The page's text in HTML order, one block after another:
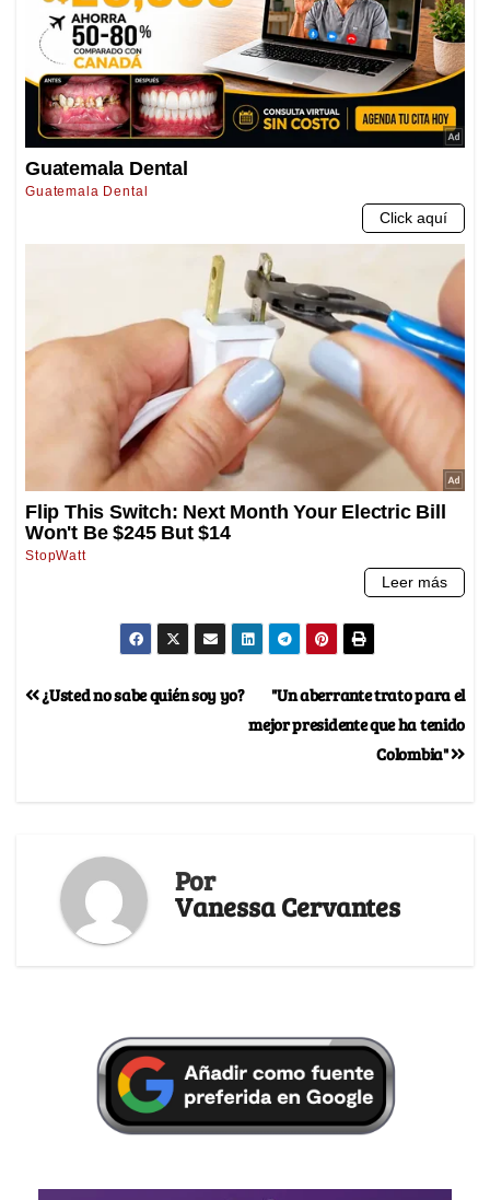
"Un aberrante trato para el
mejor presidente que ha tenido
Colombia"
¿Usted no sabe quién soy yo?
Por
Vanessa Cervantes